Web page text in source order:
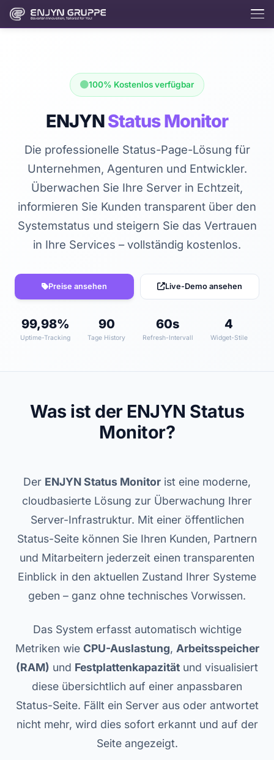
100% Kostenlos verfügbar
ENJYNStatus Monitor
Die professionelle Status-Page-Lösung für
Unternehmen, Agenturen und Entwickler.
Überwachen Sie Ihre Server in Echtzeit,
informieren Sie Kunden transparent über den
Systemstatus und steigern Sie das Vertrauen
in Ihre Services – vollständig kostenlos.
Preise ansehen Live-Demo ansehen
99,98%
Uptime-Tracking
90
Tage History
60s
Refresh-Intervall
4
Widget-Stile
Was ist der ENJYN Status
Monitor?
Der ENJYN Status Monitor ist eine moderne,
cloudbasierte Lösung zur Überwachung Ihrer
Server-Infrastruktur. Mit einer öffentlichen
Status-Seite können Sie Ihren Kunden, Partnern
und Mitarbeitern jederzeit einen transparenten
Einblick in den aktuellen Zustand Ihrer Systeme
geben – ganz ohne technisches Vorwissen.
Das System erfasst automatisch wichtige
Metriken wie CPU-Auslastung, Arbeitsspeicher
(RAM) und Festplattenkapazität und visualisiert
diese übersichtlich auf einer anpassbaren
Status-Seite. Fällt ein Server aus oder antwortet
nicht mehr, wird dies sofort erkannt und auf der
Seite angezeigt.
Enjix BETA
Enjix
Was macht die Enjyn Gruppe?
Kostenlose Tools
Website erstellen lassen
Hosting & Server